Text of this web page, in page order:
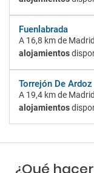
Fuenlabrada
A 16,8 kmde Madrid
alojamientos
Torrejón De Ardoz
A 19,4 kmde Madrid
alojamientos
¿Qué